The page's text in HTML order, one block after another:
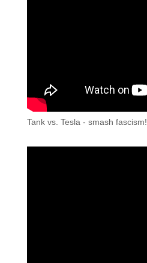
Tank vs. Tesla - smash fascism!